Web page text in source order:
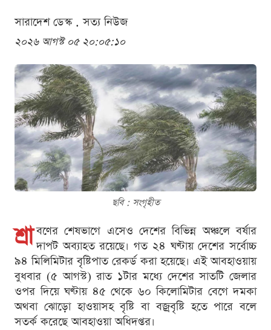
সারাদেশ ডেস্ক . সত্য নিউজ
২০২৬ আগস্ট ০৫ ২০:০৫:১০
ছবি : সংগৃহীত
শ্রা বণের শেষভাগে এসেও দেশের বিভিন্ন অঞ্চলে বর্ষার
দাপট অব্যাহত রয়েছে। গত ২৪ ঘণ্টায় দেশের সর্বোচ্চ
৯৪ মিলিমিটার বৃষ্টিপাত রেকর্ড করা হয়েছে। এই আবহাওয়ায়
বুধবার (৫ আগস্ট) রাত ১টার মধ্যে দেশের সাতটি জেলার
ওপর দিয়ে ঘণ্টায় ৪৫ থেকে ৬০ কিলোমিটার বেগে দমকা
অথবা ঝোড়ো হাওয়াসহ বৃষ্টি বা বজ্রবৃষ্টি হতে পারে বলে
সতর্ক করেছে আবহাওয়া অধিদপ্তর।